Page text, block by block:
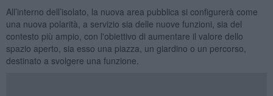
All’interno dell’isolato, la nuova area pubblica si configurerà come
una nuova polarità, a servizio sia delle nuove funzioni, sia del
contesto più ampio, con l'obiettivo di aumentare il valore dello
spazio aperto, sia esso una piazza, un giardino o un percorso,
destinato a svolgere una funzione.